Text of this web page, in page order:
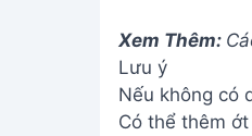
Xem Thêm:
Lưu ý
Nếu không có
Có thể thêm